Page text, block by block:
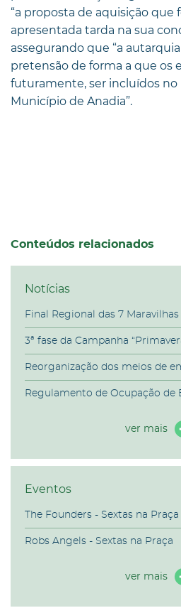
“a proposta de aquisição que
apresentada tarda na sua
assegurando que “a
pretensão de forma a que os
futuramente, ser incluídos
Município de Anadia”.
Conteúdos relacionados
Notícias
Final Regional das 7
3ª fase da Campanha
Reorganização dos meios de
Regulamento de Ocupação de
ver mais
Eventos
The Founders - Sextas na Praça
Robs Angels - Sextas na Praça
ver mais